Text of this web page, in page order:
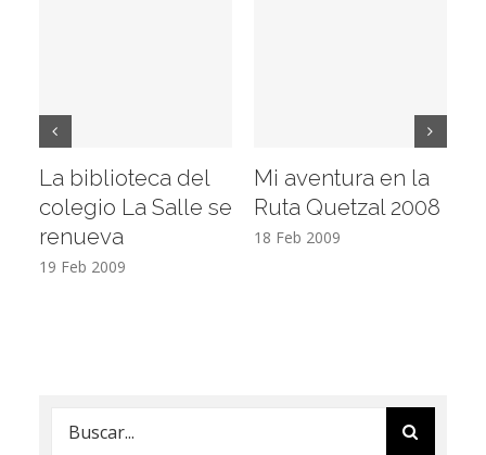
La biblioteca del
colegio La Salle se
renueva
19 Feb 2009
Mi aventura en la
Ruta Quetzal 2008
18 Feb 2009
Buscar: